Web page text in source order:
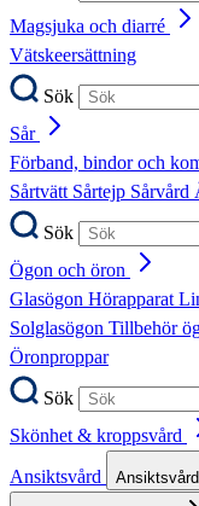
Magsjuka och diarré
Vätskeersättning
Sök
Sår
Förband, bindor och
Sårtvätt Sårtejp Sårvård
Sök
Ögon och öron
Glasögon Hörapparat
Solglasögon Tillbehör
Öronproppar
Sök
Skönhet & kroppsvård
Ansiktsvård
Ansiktsvård